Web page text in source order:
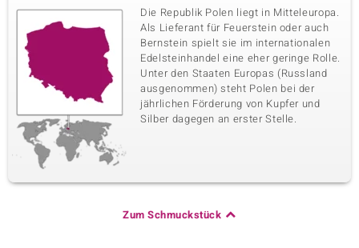
Die Republik Polen liegt in Mitteleuropa.
Als Lieferant für Feuerstein oder auch
Bernstein spielt sie im internationalen
Edelsteinhandel eine eher geringe Rolle.
Unter den Staaten Europas (Russland
ausgenommen) steht Polen bei der
jährlichen Förderung von Kupfer und
Silber dagegen an erster Stelle.
Zum Schmuckstück